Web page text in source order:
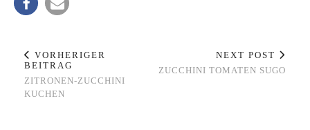
VORHERIGER
BEITRAG
ZITRONEN-ZUCCHINI
KUCHEN
NEXT POST
ZUCCHINI TOMATEN SUGO